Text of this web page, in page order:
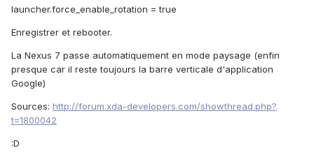
launcher.force_enable_rotation = true
Enregistrer et rebooter.
La Nexus 7 passe automatiquement en mode paysage (enfin
presque car il reste toujours la barre verticale d'application
Google)
Sources: http://forum.xda-developers.com/showthread.php?
t=1800042
:D